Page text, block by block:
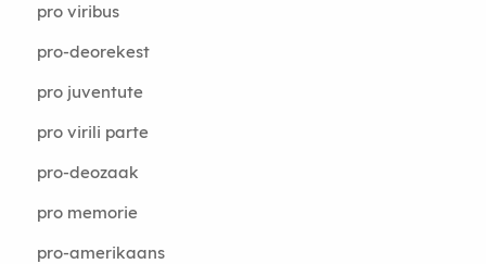
pro viribus
pro-deorekest
pro juventute
pro virili parte
pro-deozaak
pro memorie
pro-amerikaans